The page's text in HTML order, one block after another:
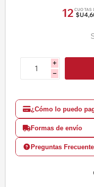
12 CUOTAS
i
h
¿Cómo lo puedo
Formas de envío
Preguntas